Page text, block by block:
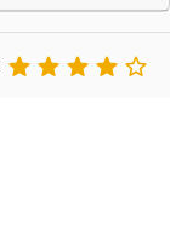
    